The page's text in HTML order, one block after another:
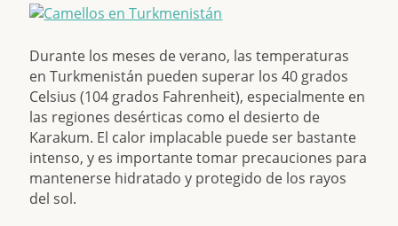
Durante los meses de verano, las temperaturas
en Turkmenistán pueden superar los 40 grados
Celsius (104 grados Fahrenheit), especialmente en
las regiones desérticas como el desierto de
Karakum. El calor implacable puede ser bastante
intenso, y es importante tomar precauciones para
mantenerse hidratado y protegido de los rayos
del sol.